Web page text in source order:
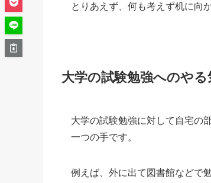
とりあえず、何も考えず机に向
大学の試験勉強へのや
大学の試験勉強に対して自宅の
一つの手です。
例えば、外に出て図書館などで